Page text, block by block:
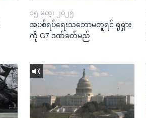
၁၅ မတ္၊ ၂၀၂၅
အပစ်ရပ်ရေးသဘောမတူရင် ရုရှား
ကို G7 ဒဏ်ခတ်မည်